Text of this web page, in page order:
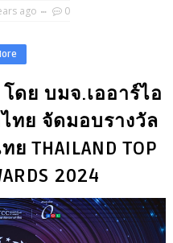
ago 0
โดย บมจ.เออาร์ไอ
ทย จัดมอบรางวัล
THAILAND TOP
2024